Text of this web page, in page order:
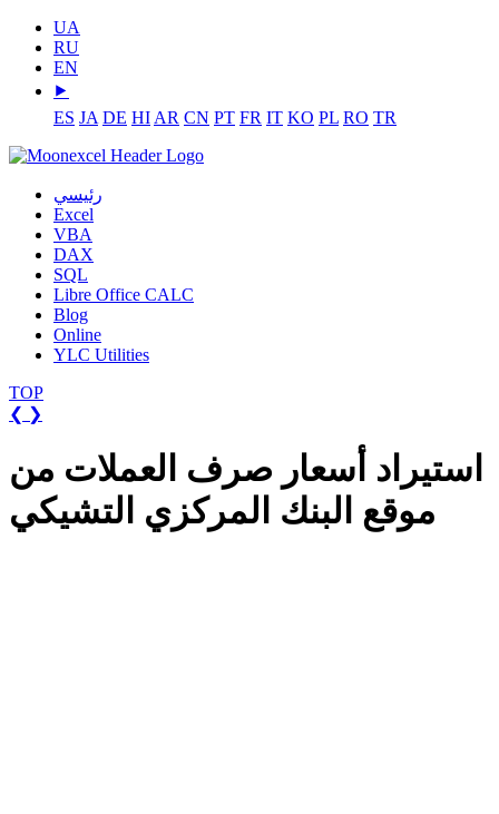
UA
RU
EN
⯈
ES JA DE HI AR CN PT FR IT KO PL RO TR
رئيسي
Excel
VBA
DAX
SQL
Libre Office CALC
Blog
Online
YLC Utilities
TOP
❮ ❯
استيراد أسعار صرف العملات من
موقع البنك المركزي التشيكي